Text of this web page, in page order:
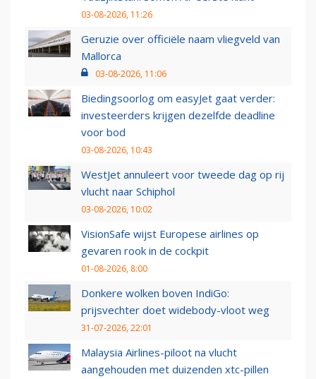
03-08-2026, 11:26
Geruzie over officiële naam vliegveld van
Mallorca
03-08-2026, 11:06
Biedingsoorlog om easyJet gaat verder:
investeerders krijgen dezelfde deadline
voor bod
03-08-2026, 10:43
WestJet annuleert voor tweede dag op rij
vlucht naar Schiphol
03-08-2026, 10:02
VisionSafe wijst Europese airlines op
gevaren rook in de cockpit
01-08-2026, 8:00
Donkere wolken boven IndiGo:
prijsvechter doet widebody-vloot weg
31-07-2026, 22:01
Malaysia Airlines-piloot na vlucht
aangehouden met duizenden xtc-pillen